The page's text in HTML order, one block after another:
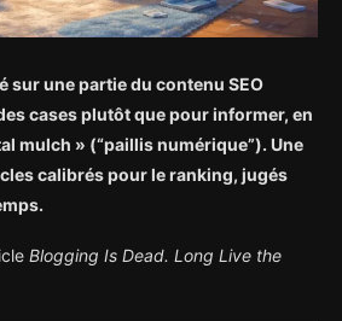
sur une partie du contenu SEO
cases plutôt que pour informer, en
mulch » (“paillis numérique”). Une
calibrés pour le ranking, jugés
Blogging Is Dead. Long Live the